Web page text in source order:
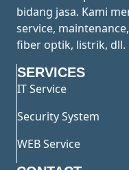
bidang jasa. Kami
service,
fiber optik, listrik, dll.
SERVICES
IT Service
Security System
WEB Service